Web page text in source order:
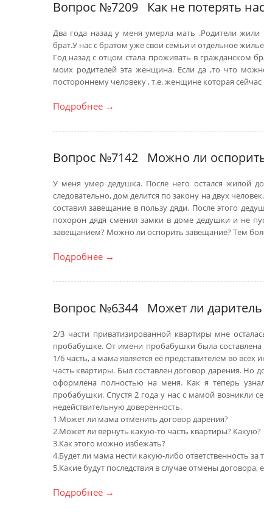
Вопрос №7209 Как не потерять
Два года назад у меня умерла мать .Родители
брат.У нас с братом уже свои семьи и отдельное
Год назад с отцом стала проживать в гражданском
моих родителей эта женщина. Если да ,то что
постороннему человеку , т.е. женщине которая
Подробнее →
Вопрос №7142 Можно ли
У меня умер дедушка. После него остался жилой
следовательно, дом делится по закону на двух
составил завещание в пользу дяди. После этого
похорон дядя сменил замки в доме дедушки и не
завещанием? Можно ли оспорить завещание? Тем
Подробнее →
Вопрос №6344 Может ли
2/3 части приватизированной квартиры мне
пробабушке. От имени пробабушки была
1/6 часть, а мама является её представителем во
часть квартиры. Был составлен договор дарения. Но
оформлена полностью на меня. Как я теперь узнал
пробабушки. Спустя 2 года у нас с мамой возникли
недействительную доверенность.
1.Может ли мама отменить договор дарения?
2.Может ли вернуть какую-то часть квартиры? Какую?
3.Как этого можно избежать?
4.Будет ли мама нести какую-либо ответственность
5.Какие будут последствия в случае отмены договора,
Подробнее →